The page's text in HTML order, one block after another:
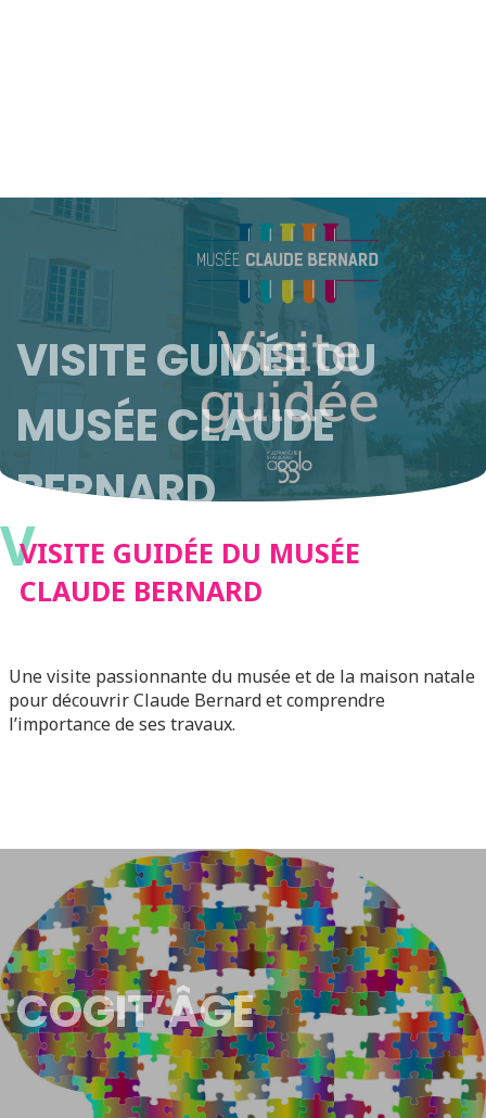
VISITE GUIDÉE DU
MUSÉE CLAUDE
BERNARD
VVISITE GUIDÉE DU MUSÉE
CLAUDE BERNARD
Une visite passionnante du musée et de la maison natale
pour découvrir Claude Bernard et comprendre
l’importance de ses travaux.
COGIT’ÂGE